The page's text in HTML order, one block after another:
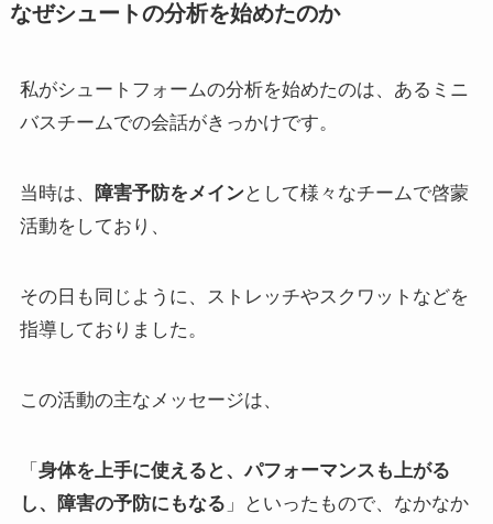
なぜシュートの分析を始めたのか
私がシュートフォームの分析を始めたのは、あるミニ
バスチームでの会話がきっかけです。
当時は、 障害予防をメインとして様々なチームで啓蒙
活動をしており、
その日も同じように、ストレッチやスクワットなどを
指導しておりました。
この活動の主なメッセージは、
「 身体を上手に使えると、パフォーマンスも上がる
し、障害の予防にもなる 」といったもので、なかなか